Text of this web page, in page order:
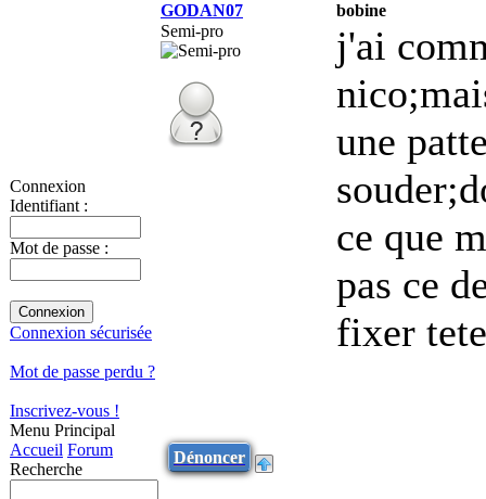
Connexion
Identifiant :
Mot de passe :
Connexion sécurisée
Mot de passe perdu ?
Inscrivez-vous !
Menu Principal
Accueil Forum
Recherche
GODAN07
bobine
Semi-pro
j'ai
une
ce que
pas ce
fixer
Dénoncer